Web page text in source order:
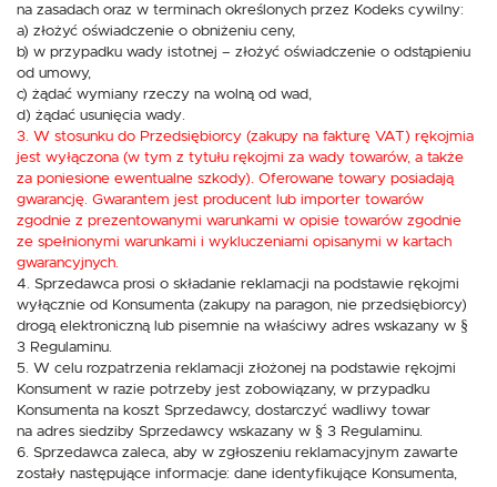
na zasadach oraz w terminach określonych przez Kodeks cywilny:
a) złożyć oświadczenie o obniżeniu ceny,
b) w przypadku wady istotnej – złożyć oświadczenie o odstąpieniu
od umowy,
c) żądać wymiany rzeczy na wolną od wad,
d) żądać usunięcia wady.
3. W stosunku do Przedsiębiorcy (zakupy na fakturę VAT) rękojmia
jest wyłączona (w tym z tytułu rękojmi za wady towarów, a także
za poniesione ewentualne szkody). Oferowane towary posiadają
gwarancję. Gwarantem jest producent lub importer towarów
zgodnie z prezentowanymi warunkami w opisie towarów zgodnie
ze spełnionymi warunkami i wykluczeniami opisanymi w kartach
gwarancyjnych.
4. Sprzedawca prosi o składanie reklamacji na podstawie rękojmi
wyłącznie od Konsumenta (zakupy na paragon, nie przedsiębiorcy)
drogą elektroniczną lub pisemnie na właściwy adres wskazany w §
3 Regulaminu.
5. W celu rozpatrzenia reklamacji złożonej na podstawie rękojmi
Konsument w razie potrzeby jest zobowiązany, w przypadku
Konsumenta na koszt Sprzedawcy, dostarczyć wadliwy towar
na adres siedziby Sprzedawcy wskazany w § 3 Regulaminu.
6. Sprzedawca zaleca, aby w zgłoszeniu reklamacyjnym zawarte
zostały następujące informacje: dane identyfikujące Konsumenta,